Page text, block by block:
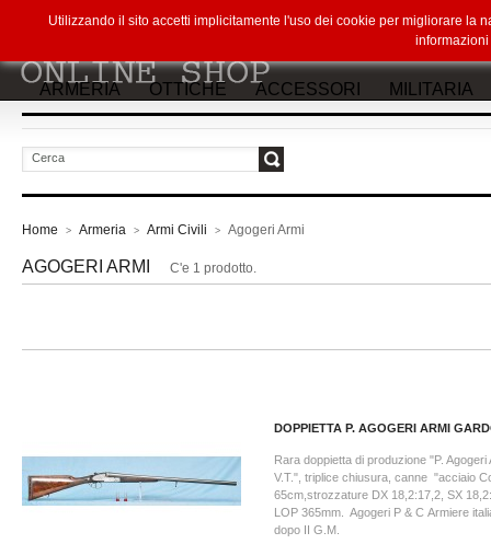
ARMERIA OTTICHE ACCESSORI MILITARIA
Home > Armeria > Armi Civili > Agogeri Armi
AGOGERI ARMI C'e 1 prodotto.
DOPPIETTA P. AGOGERI ARMI
Rara doppietta di produzione "P. Agogeri
V.T.", triplice chiusura, canne "acciaio
65cm,strozzature DX 18,2:17,2, SX
LOP 365mm. Agogeri P & C Armiere
dopo II G.M.
Utilizzando il sito accetti implicitamente l'uso dei cookie per migliorare la
informazioni